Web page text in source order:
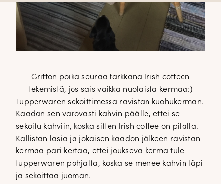
Griffon poika seuraa tarkkana Irish coffeen
tekemistä, jos sais vaikka nuolaista kermaa:)
Tupperwaren sekoittimessa ravistan kuohukerman.
Kaadan sen varovasti kahvin päälle, ettei se
sekoitu kahviin, koska sitten Irish coffee on pilalla.
Kallistan lasia ja jokaisen kaadon jälkeen ravistan
kermaa pari kertaa, ettei joukseva kerma tule
tupperwaren pohjalta, koska se menee kahvin läpi
ja sekoittaa juoman.